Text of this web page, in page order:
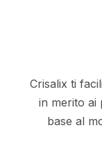
Crisalix ti
in merito ai
base al